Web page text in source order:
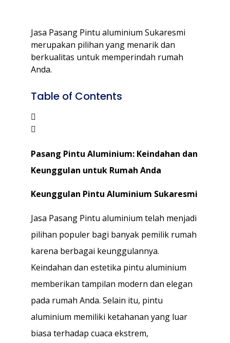
Jasa Pasang Pintu aluminium Sukaresmi
merupakan pilihan yang menarik dan
berkualitas untuk memperindah rumah
Anda.
Table of Contents
Pasang Pintu Aluminium: Keindahan dan
Keunggulan untuk Rumah Anda
Keunggulan Pintu Aluminium Sukaresmi
Jasa Pasang Pintu aluminium telah menjadi
pilihan populer bagi banyak pemilik rumah
karena berbagai keunggulannya.
Keindahan dan estetika pintu aluminium
memberikan tampilan modern dan elegan
pada rumah Anda. Selain itu, pintu
aluminium memiliki ketahanan yang luar
biasa terhadap cuaca ekstrem,